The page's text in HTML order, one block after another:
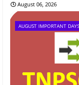
August 06, 2026
AUGUST IMPORTANT DAYS